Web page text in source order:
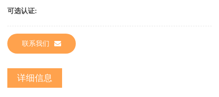
可选认证:
联系我们
详细信息